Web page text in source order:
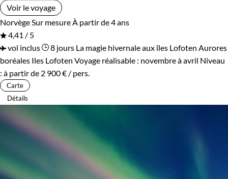
Voir le voyage
Norvège Sur mesure À partir de 4 ans
4,41 / 5
vol inclus
8 jours La magie hivernale aux îles Lofoten Aurores
boréales Iles Lofoten Voyage réalisable : novembre à avril Niveau
: à partir de 2 900 € / pers.
Carte
Détails